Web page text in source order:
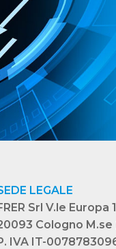
LEGALE
Srl V.le Europa
Cologno M.se
IVA IT-